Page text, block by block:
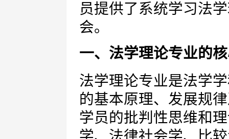
员提供了系统学习法
会。
一、法学理论专业的
法学理论专业是法学
的基本原理、发展规
学员的批判性思维和